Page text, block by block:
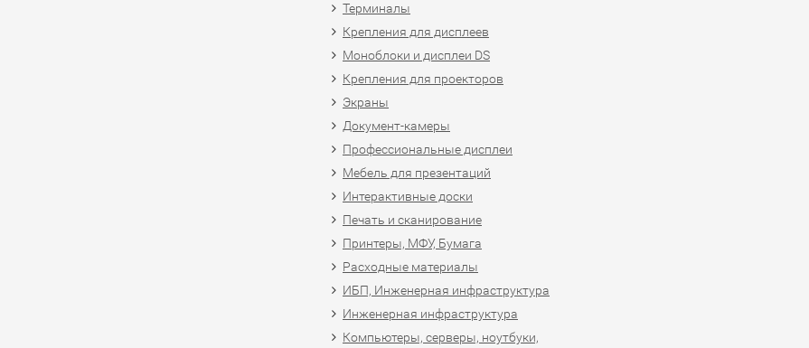
Терминалы
Крепления для дисплеев
Моноблоки и дисплеи DS
Крепления для проекторов
Экраны
Документ-камеры
Профессиональные дисплеи
Мебель для презентаций
Интерактивные доски
Печать и сканирование
Принтеры, МФУ, Бумага
Расходные материалы
ИБП, Инженерная инфраструктура
Инженерная инфраструктура
Компьютеры, серверы, ноутбуки,